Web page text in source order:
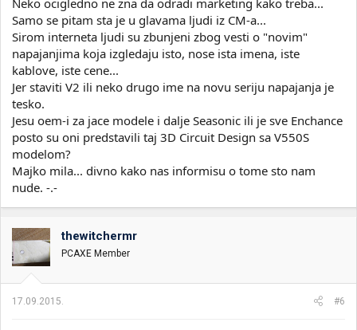
Samo se pitam sta je u glavama ljudi iz CM-a...
Sirom interneta ljudi su zbunjeni zbog vesti o "novim"
napajanjima koja izgledaju isto, nose ista imena, iste
kablove, iste cene...
Jer staviti V2 ili neko drugo ime na novu seriju napajanja je
tesko.
Jesu oem-i za jace modele i dalje Seasonic ili je sve Enchance
posto su oni predstavili taj 3D Circuit Design sa V550S
modelom?
Majko mila... divno kako nas informisu o tome sto nam
nude. -.-
thewitchermr
PCAXE Member
17.09.2015. #6